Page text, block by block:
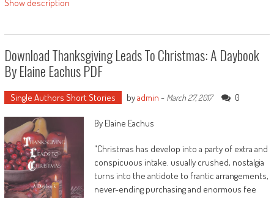
gerade befinde?! Das wäre mal eine
Herausforderung!
Show description
Download Thanksgiving Leads To Christmas: A Daybook
By Elaine Eachus PDF
Single Authors Short Stories byadmin - March 27, 2017 0
By Elaine Eachus
"Christmas has develop into a party of extra and
conspicuous intake. usually crushed, nostalgia
turns into the antidote to frantic arrangements,
never-ending purchasing and enormous fee